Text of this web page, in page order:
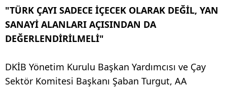
"TÜRK ÇAYI SADECE İÇECEK OLARAK DEĞİL, YAN
SANAYİ ALANLARI AÇISINDAN DA
DEĞERLENDİRİLMELİ"
DKİB Yönetim Kurulu Başkan Yardımcısı ve Çay
Sektör Komitesi Başkanı Şaban Turgut, AA